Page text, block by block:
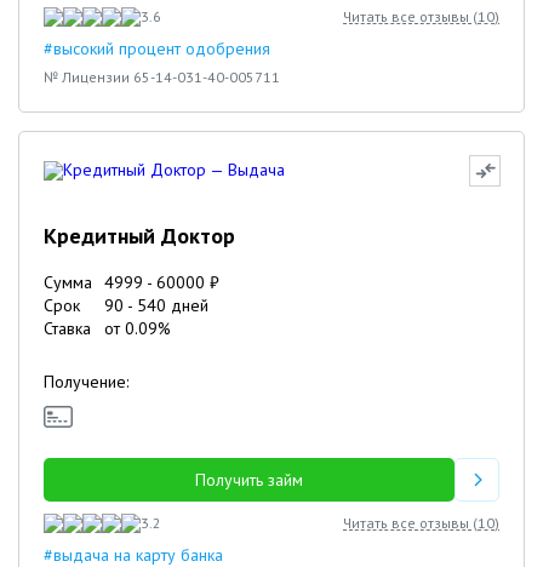
3.6 Читать все отзывы (10)
#высокий процент одобрения
№ Лицензии 65-14-031-40-005711
Кредитный Доктор
Сумма 4999 - 60000 ₽
Срок
90 - 540 дней
Ставка
от0.09%
Получение:
Получить займ
3.2 Читать все отзывы (10)
#выдача на карту банка